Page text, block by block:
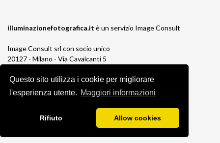
Questo sito utilizza i cookie per migliorare
l'esperienza utente. Maggiori informazioni
Rifiuto Allow cookies
illuminazionefotografica.it è un servizio Image Consult
Image Consult srl con socio unico
20127 - Milano - Via Cavalcanti 5
P.IVA e C.F. 03383650961
REA 1673647 CCIAA Milano Monza Brianza
Registro Pile IT13030P00003110